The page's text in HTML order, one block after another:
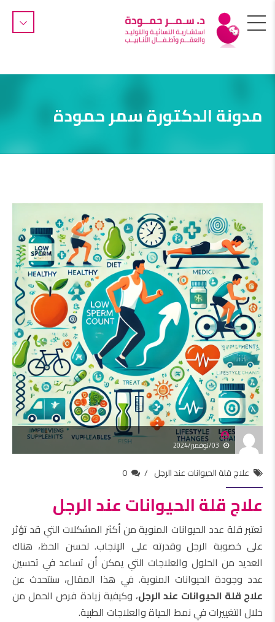
مدونة الدكتورة سمر حمودة
03/نوفمبر/2024
علاج قلة الحيوانات عند الرجل 0
علاج قلة الحيوانات عند الرجل
تعتبر قلة عدد الحيوانات المنوية من أكثر المشكلات التي قد تؤثر
على خصوبة الرجل وقدرته على الإنجاب. لحسن الحظ، هناك
العديد من الحلول والعلاجات التي يمكن أن تساعد في تحسين
عدد وجودة الحيوانات المنوية. في هذا المقال، سنتحدث عن
علاج قلة الحيوانات عند الرجل، وكيفية زيادة فرص الحمل من
خلال التغييرات في نمط الحياة والعلاجات الطبية.